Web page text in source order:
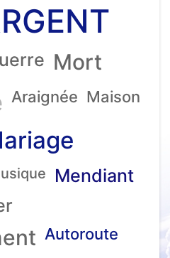
Mort
Araignée Maison
Mendiant
Autoroute